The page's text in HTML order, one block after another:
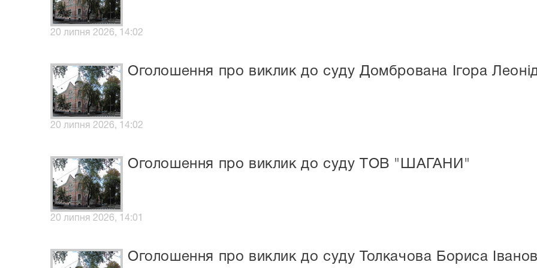
20 липня 2026, 14:02
Оголошення про виклик до суду Домбрована Ігора
20 липня 2026, 14:02
Оголошення про виклик до суду ТОВ "ШАГАНИ"
20 липня 2026, 14:01
Оголошення про виклик до суду Толкачова Бориса